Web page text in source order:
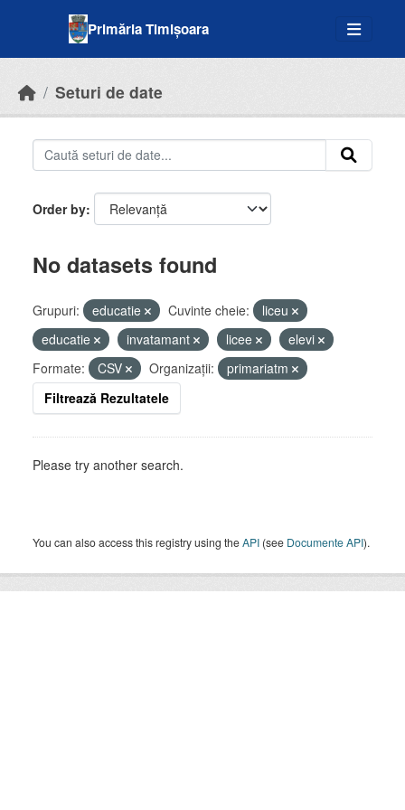
Primăria Timișoara
Seturi de date
Order by
No datasets found
Grupuri: educatie Cuvinte cheie:
liceu
educatie
invatamant licee
elevi
Formate:
CSV Organizații:
primariatm
Filtrează Rezultatele
Please try another search.
You can also access this registry using theAPI (see Documente API).